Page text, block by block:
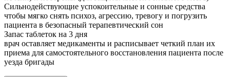
Сильнодействующие успокоительные и сонные средства
чтобы мягко снять психоз, агрессию, тревогу и погрузить
пациента в безопасный терапевтический сон
Запас таблеток на 3 дня
врач оставляет медикаменты и расписывает четкий план их
приема для самостоятельного восстановления пациента после
уезда бригады